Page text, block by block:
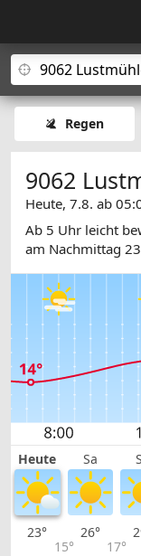
Regen
9062
Heute, 7.8. ab
Ab 5 Uhr leicht
am Nachmittag
Heute Sa
23°
15°
26°
17°